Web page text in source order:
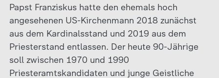
Papst Franziskus hatte den ehemals hoch
angesehenen US-Kirchenmann 2018 zunächst
aus dem Kardinalsstand und 2019 aus dem
Priesterstand entlassen. Der heute 90-Jährige
soll zwischen 1970 und 1990
Priesteramtskandidaten und junge Geistliche